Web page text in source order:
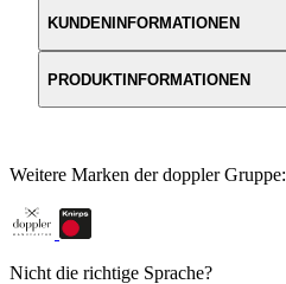
KUNDENINFORMATIONEN
PRODUKTINFORMATIONEN
Weitere Marken der doppler Gruppe:
Nicht die richtige Sprache?